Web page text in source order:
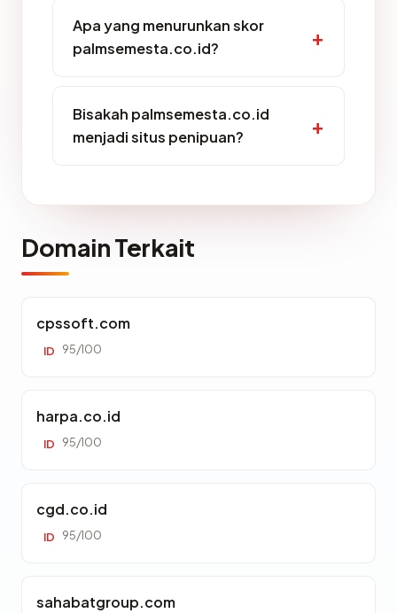
Apa yang menurunkan skor
palmsemesta.co.id?
Bisakah palmsemesta.co.id
menjadi situs penipuan?
Domain Terkait
cpssoft.com
ID 95/100
harpa.co.id
ID 95/100
cgd.co.id
ID 95/100
sahabatgroup.com